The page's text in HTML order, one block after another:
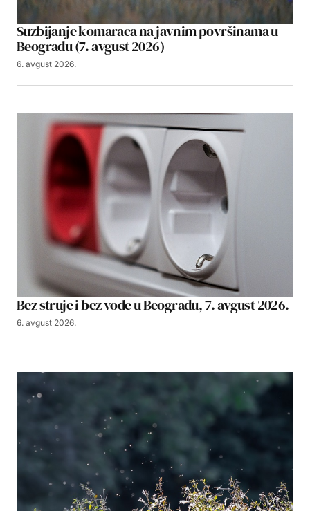
Suzbijanje komaraca na javnim površinama u
Beogradu (7. avgust 2026)
6. avgust 2026.
Bez struje i bez vode u Beogradu, 7. avgust 2026.
6. avgust 2026.